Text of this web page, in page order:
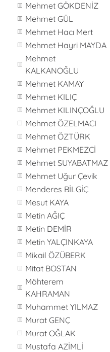
Mehmet GÖKDENİZ
Mehmet GÜL
Mehmet Hacı Mert
Mehmet Hayri MAYDA
Mehmet
KALKANOĞLU
Mehmet KAMAY
Mehmet KILIÇ
Mehmet KILINÇOĞLU
Mehmet ÖZELMACI
Mehmet ÖZTÜRK
Mehmet PEKMEZCİ
Mehmet SUYABATMAZ
Mehmet Uğur Çevik
Menderes BİLGİÇ
Mesut KAYA
Metin AĞIÇ
Metin DEMİR
Metin YALÇINKAYA
Mikail ÖZÜBERK
Mitat BOSTAN
Möhterem
KAHRAMAN
Muhammet YILMAZ
Murat GENÇ
Murat OĞLAK
Mustafa AZİMLİ